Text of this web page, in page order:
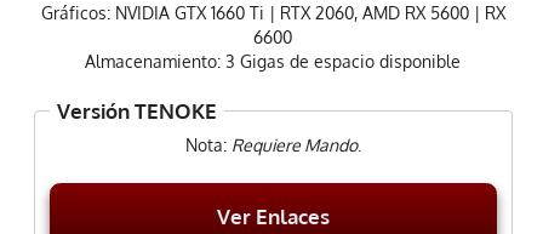
Gráficos: NVIDIA GTX 1660 Ti | RTX 2060, AMD RX 5600 | RX
6600
Almacenamiento: 3 Gigas de espacio disponible
Versión TENOKE
Nota: Requiere Mando.
Ver Enlaces